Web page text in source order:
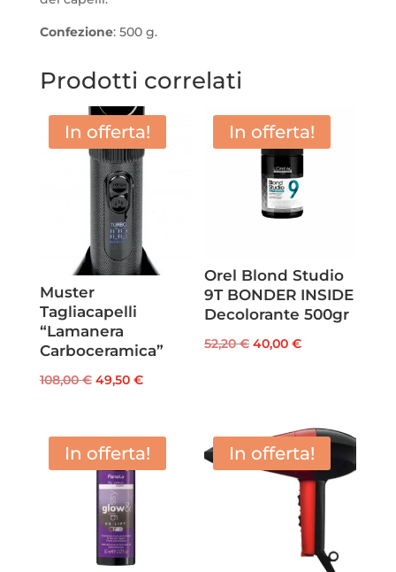
Confezione: 500 g.
Prodotti correlati
In offerta!
Muster
Tagliacapelli
“Lamanera
Carboceramica”
108,00€ Il
era:
108,00 €.
49,50 €Il
è:
49,50 €.
In offerta!
Orel Blond Studio
9T BONDER INSIDE
Decolorante 500gr
52,20€ Il
52,20 €.
40,00€Il
40,00 €.
In offerta! In offerta!